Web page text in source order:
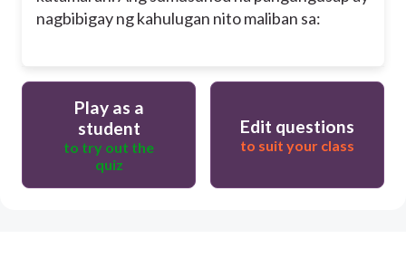
nagbibigay ng kahulugan nito maliban sa:
Play as a
student
to try out the
quiz
Edit questions
to suit your class